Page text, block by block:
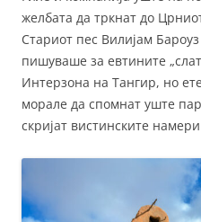
желбата да тркнат до
Стариот пес Вилијам
пишуваше за евтините
Интерзона на Тангир, но
морале да спомнат уште
скријат вистинските намери